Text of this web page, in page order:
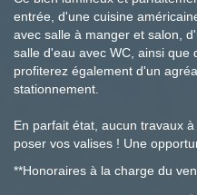
entrée, d'une cuisine
avec salle à manger et salon,
salle d'eau avec WC, ainsi que
profiterez également d'un
stationnement.
En parfait état, aucun travaux
poser vos valises ! Une
**Honoraires à la charge du